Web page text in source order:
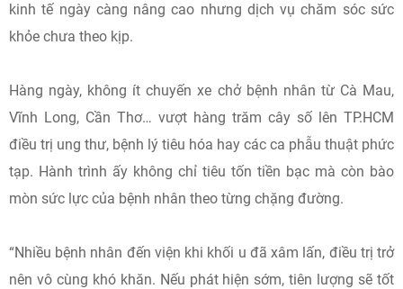
kinh tế ngày càng nâng cao nhưng dịch vụ chăm sóc sức
khỏe chưa theo kịp.
Hàng ngày, không ít chuyến xe chở bệnh nhân từ Cà Mau,
Vĩnh Long, Cần Thơ… vượt hàng trăm cây số lên TP.HCM
điều trị ung thư, bệnh lý tiêu hóa hay các ca phẫu thuật phức
tạp. Hành trình ấy không chỉ tiêu tốn tiền bạc mà còn bào
mòn sức lực của bệnh nhân theo từng chặng đường.
“Nhiều bệnh nhân đến viện khi khối u đã xâm lấn, điều trị trở
nên vô cùng khó khăn. Nếu phát hiện sớm, tiên lượng sẽ tốt